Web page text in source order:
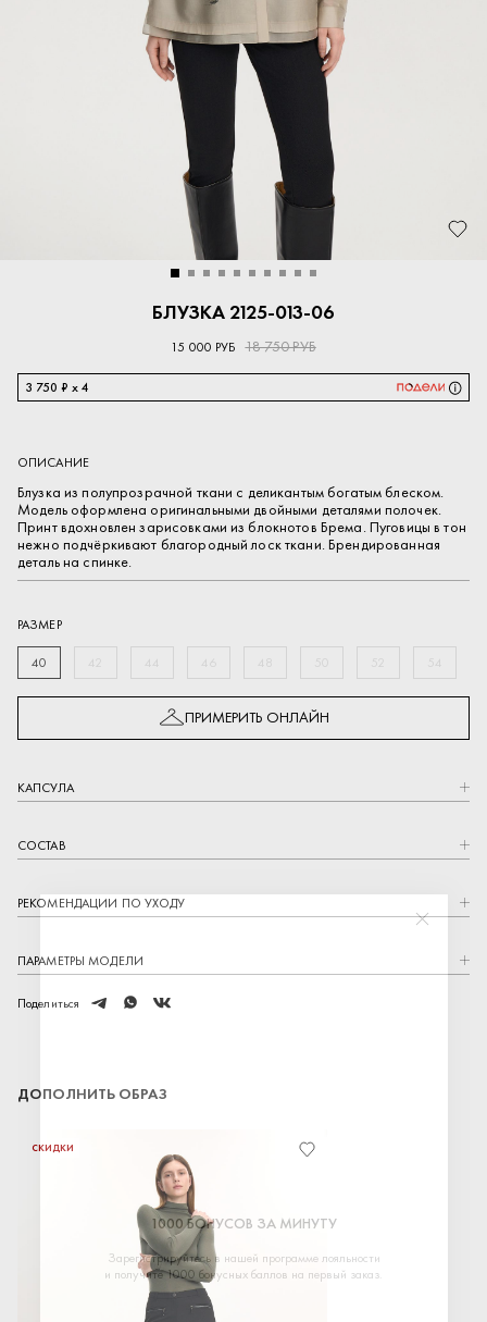
Закрыть
1000 БОНУСОВ ЗА МИНУТУ
Зарегистрируйтесь в нашей программе лояльности
и получите 1000 бонусных баллов на первый заказ.
БЛУЗКА 2125-013-06
15 000 РУБ 18 750 РУБ
3 750 ₽ x 4
ОПИСАНИЕ
Блузка из полупрозрачной ткани с деликантым богатым блеском.
Модель оформлена оригинальными двойными деталями полочек.
Принт вдохновлен зарисовками из блокнотов Брема. Пуговицы в тон
нежно подчёркивают благородный лоск ткани. Брендированная
деталь на спинке.
РАЗМЕР
40
ПРИМЕРИТЬ ОНЛАЙН
КАПCУЛА
СОСТАВ
РЕКОМЕНДАЦИИ ПО УХОДУ
ПАРАМЕТРЫ МОДЕЛИ
Поделиться telegramwhatsapp
vk
ДОПОЛНИТЬ ОБРАЗ
СКИДКИ